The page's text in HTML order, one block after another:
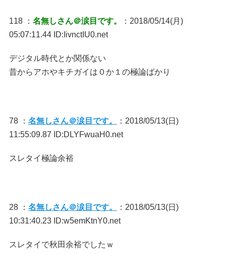
118 ： 名無しさん＠涙目です。
：2018/05/14(月)
05:07:11.44 ID:IivnctIU0.net
デジタル時代とか関係ない
昔からアホやキチガイは０か１の極論ばかり
78 ： 名無しさん＠涙目です。
：2018/05/13(日)
11:55:09.87 ID:DLYFwuaH0.net
スレタイ極論余裕
28 ： 名無しさん＠涙目です。
：2018/05/13(日)
10:31:40.23 ID:w5emKtnY0.net
スレタイで秋田余裕でしたｗ